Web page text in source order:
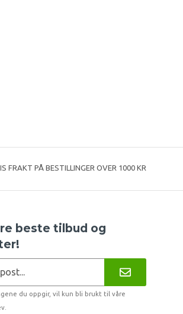
FRAKT PÅ BESTILLINGER OVER 1000 KR
beste tilbud og
du oppgir, vil kun bli brukt til våre